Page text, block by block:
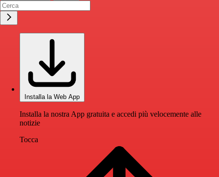
Installa la Web App
Installa la nostra App gratuita e accedi più velocemente alle
notizie
Tocca